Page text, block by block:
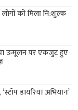
को मिला नि:शुल्क
उन्मूलन पर एकजुट हुए
डायरिया अभियान’